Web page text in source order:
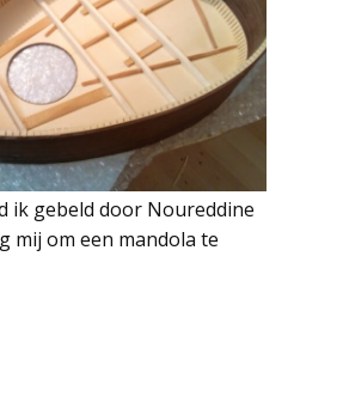
ik gebeld door Noureddine
mij om een mandola te